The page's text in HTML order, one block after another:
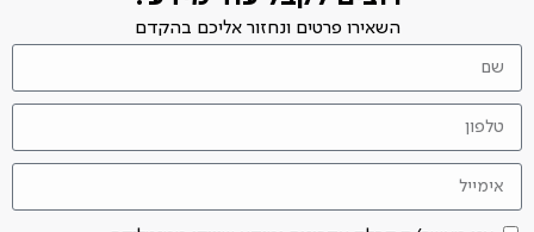
השאירו פרטים ונחזור אליכם בהקדם